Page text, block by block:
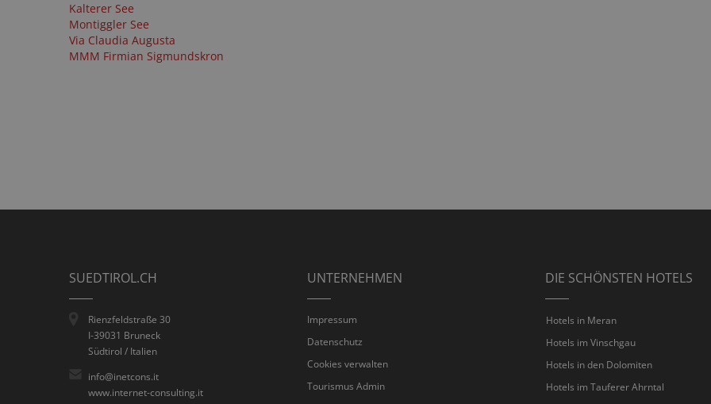
Kalterer See
Montiggler See
Via Claudia Augusta
MMM Firmian Sigmundskron
SUEDTIROL.CH
Rienzfeldstraße 30
I-39031 Bruneck
Südtirol / Italien
info@inetcons.it
www.internet-consulting.it
UNTERNEHMEN
Impressum
Datenschutz
Cookies verwalten
Tourismus Admin
DIE SCHÖNSTEN HOTELS
Hotels in Meran
Hotels im Vinschgau
Hotels in den Dolomiten
Hotels im Tauferer Ahrntal